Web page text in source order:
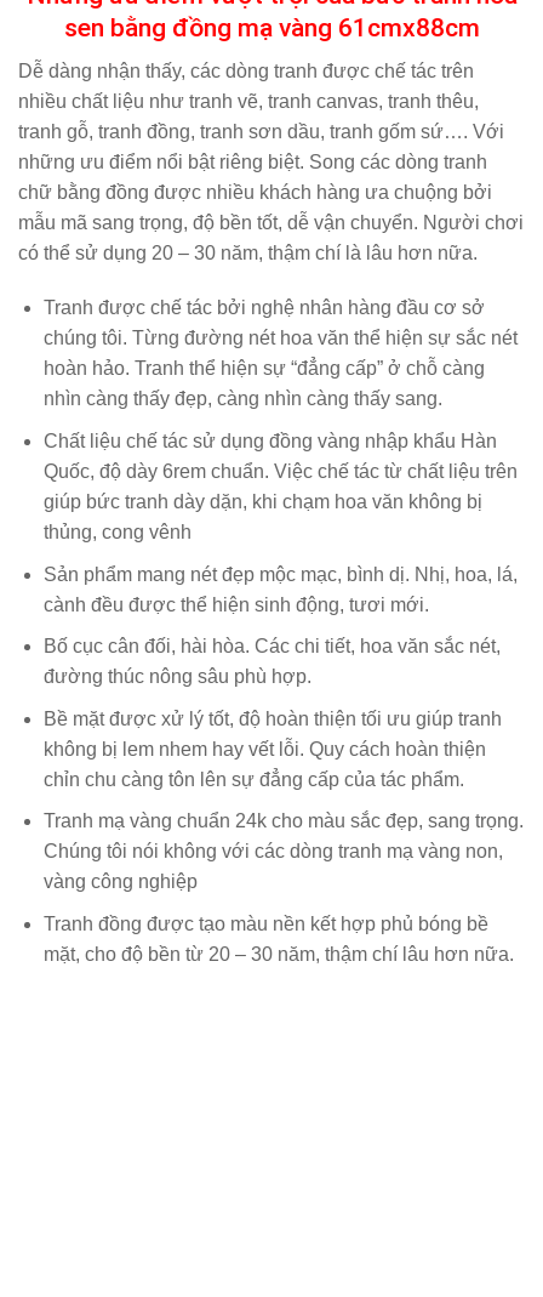
sen bằng đồng mạ vàng 61cmx88cm
Dễ dàng nhận thấy, các dòng tranh được chế tác trên
nhiều chất liệu như tranh vẽ, tranh canvas, tranh thêu,
tranh gỗ, tranh đồng, tranh sơn dầu, tranh gốm sứ…. Với
những ưu điểm nổi bật riêng biệt. Song các dòng tranh
chữ bằng đồng được nhiều khách hàng ưa chuộng bởi
mẫu mã sang trọng, độ bền tốt, dễ vận chuyển. Người chơi
có thể sử dụng 20 – 30 năm, thậm chí là lâu hơn nữa.
Tranh được chế tác bởi nghệ nhân hàng đầu cơ sở
chúng tôi. Từng đường nét hoa văn thể hiện sự sắc nét
hoàn hảo. Tranh thể hiện sự “đẳng cấp” ở chỗ càng
nhìn càng thấy đẹp, càng nhìn càng thấy sang.
Chất liệu chế tác sử dụng đồng vàng nhập khẩu Hàn
Quốc, độ dày 6rem chuẩn. Việc chế tác từ chất liệu trên
giúp bức tranh dày dặn, khi chạm hoa văn không bị
thủng, cong vênh
Sản phẩm mang nét đẹp mộc mạc, bình dị. Nhị, hoa, lá,
cành đều được thể hiện sinh động, tươi mới.
Bố cục cân đối, hài hòa. Các chi tiết, hoa văn sắc nét,
đường thúc nông sâu phù hợp.
Bề mặt được xử lý tốt, độ hoàn thiện tối ưu giúp tranh
không bị lem nhem hay vết lỗi. Quy cách hoàn thiện
chỉn chu càng tôn lên sự đẳng cấp của tác phẩm.
Tranh mạ vàng chuẩn 24k cho màu sắc đẹp, sang trọng.
Chúng tôi nói không với các dòng tranh mạ vàng non,
vàng công nghiệp
Tranh đồng được tạo màu nền kết hợp phủ bóng bề
mặt, cho độ bền từ 20 – 30 năm, thậm chí lâu hơn nữa.